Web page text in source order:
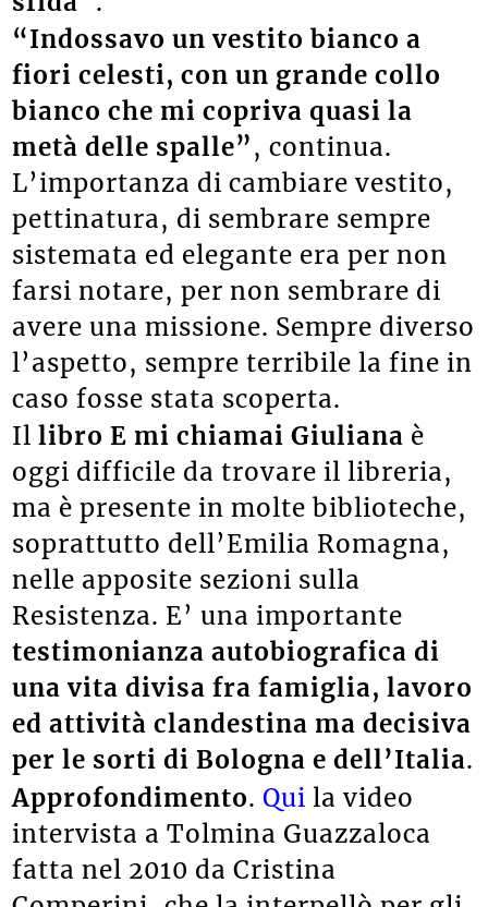
“Indossavo un vestito bianco a
fiori celesti, con un grande collo
bianco che mi copriva quasi la
metà delle spalle”, continua.
L’importanza di cambiare vestito,
pettinatura, di sembrare sempre
sistemata ed elegante era per non
farsi notare, per non sembrare di
avere una missione. Sempre diverso
l’aspetto, sempre terribile la fine in
caso fosse stata scoperta.
Illibro E mi chiamai Giuliana è
oggi difficile da trovare il libreria,
ma è presente in molte biblioteche,
soprattutto dell’Emilia Romagna,
nelle apposite sezioni sulla
Resistenza. E’ una importante
testimonianza autobiografica di
una vita divisa fra famiglia, lavoro
ed attività clandestina ma decisiva
per le sorti di Bologna e dell’Italia.
Approfondimento.Qui la video
intervista a Tolmina Guazzaloca
fatta nel 2010 da Cristina